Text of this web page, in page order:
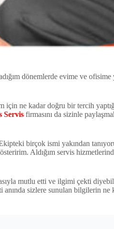
dönemlerde evime ve
ne kadar doğru bir tercih
Servis firmasını da sizinle
birçok ismi yakından
Aldığım servis
mutlu etti ve ilgimi çekti
sizlere sunulan bilgilerin